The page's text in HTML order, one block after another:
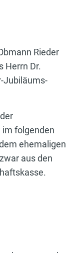
Rieder
Herrn Dr.
Jubiläums-
folgenden
ehemaligen
aus den